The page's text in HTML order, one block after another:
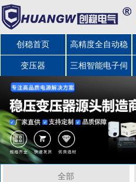
创稳首页 高精度全自动稳
压器
变压器 三相智能电子伺
全部